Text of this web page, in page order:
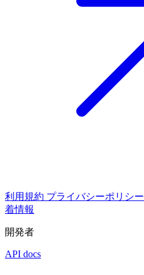
利用規約 プライバシーポリシー
着情報
開発者
API docs